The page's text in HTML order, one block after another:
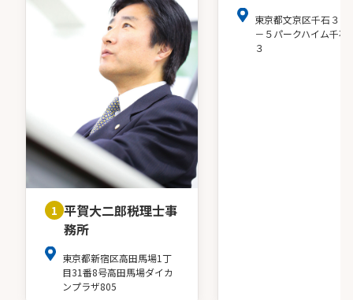
1 平賀大二郎税理士事
務所
東京都新宿区高田馬場1丁
目31番8号高田馬場ダイカ
ンプラザ805
東京都文京区千石３－
－５パークハイム千石
３